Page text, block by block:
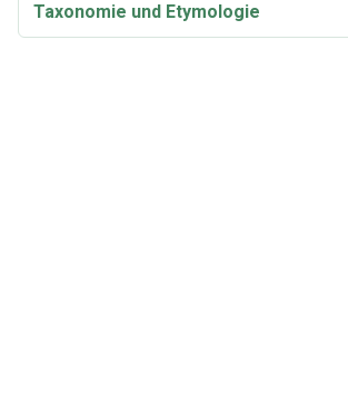
Taxonomie und Etymologie